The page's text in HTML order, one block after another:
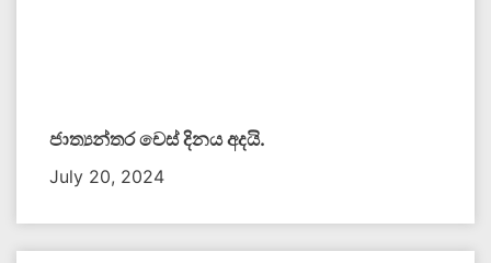
ජාත්‍යන්තර චෙස් දිනය අදයි.
July 20, 2024